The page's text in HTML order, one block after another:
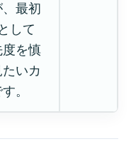
最初
して
度を慎
いカ
。